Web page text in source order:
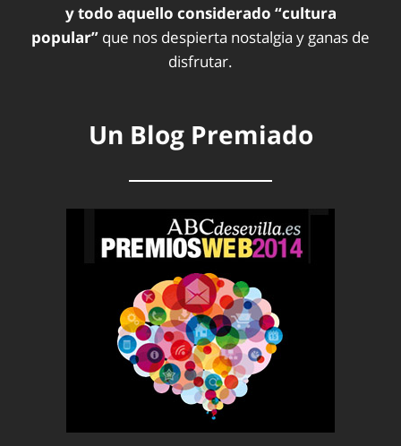
y todo aquello considerado “cultura
popular” que nos despierta nostalgia y ganas de
disfrutar.
Un Blog Premiado